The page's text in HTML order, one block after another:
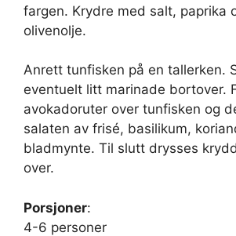
fargen. Krydre med salt, paprika
olivenolje.
Anrett tunfisken på en tallerken.
eventuelt litt marinade bortover.
avokadoruter over tunfisken og
salaten av frisé, basilikum,
bladmynte. Til slutt drysses
over.
Porsjoner:
4-6 personer